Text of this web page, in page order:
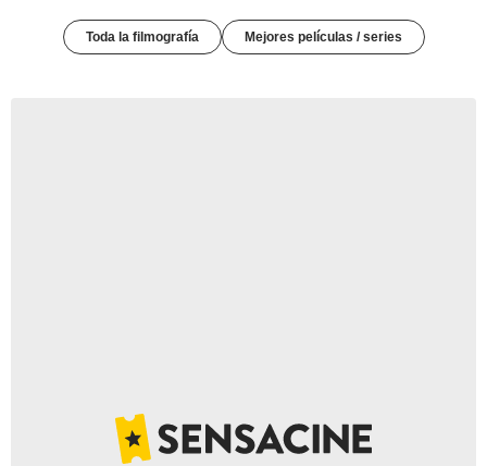
Toda la filmografía Mejores películas / series